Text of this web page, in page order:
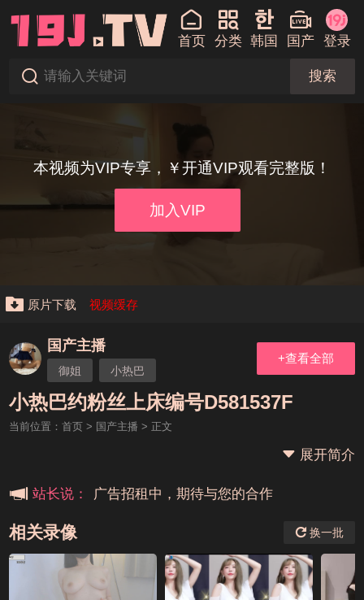
首页 分类 韩国 国产 登录
搜索
本视频为VIP专享，￥开通VIP观看完整版！
加入VIP
原片下载 视频缓存
国产主播
御姐 小热巴
+查看全部
小热巴约粉丝上床编号D581537F
当前位置： 首页> 国产主播 > 正文
展开简介
站长说：
本站大事件(19j网站发展历程)
广告招租中，期待与您的合作
相关录像 换一批